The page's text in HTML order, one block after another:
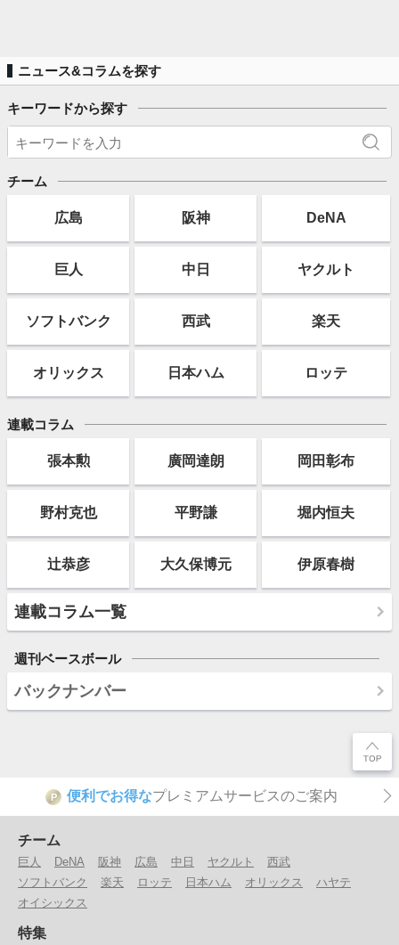
ニュース&コラムを探す
キーワードから探す
チーム
広島 阪神 DeNA
巨人 中日 ヤクルト
ソフトバンク 西武 楽天
オリックス 日本ハム ロッテ
連載コラム
張本勲 廣岡達朗 岡田彰布
野村克也 平野謙 堀内恒夫
辻恭彦 大久保博元 伊原春樹
連載コラム一覧
週刊ベースボール
バックナンバー
P 便利でお得なプレミアムサービスのご案内
チーム
巨人 DeNA 阪神 広島 中日 ヤクルト
西武
ソフトバンク
楽天 ロッテ 日本ハム オリックス
ハヤテ
オイシックス
特集